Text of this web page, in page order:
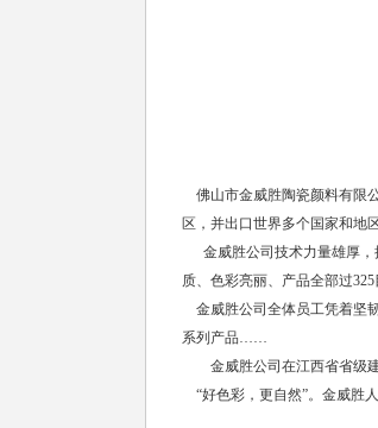
佛山市金威胜陶瓷颜料有限
区，并出口世界多个国家和地
金威胜公司技术力量雄厚，
质、色彩亮丽、产品全部过
金威胜公司全体员工凭着坚
系列产品……
金威胜公司在江西省省级建
“好色彩，更自然”。金威胜